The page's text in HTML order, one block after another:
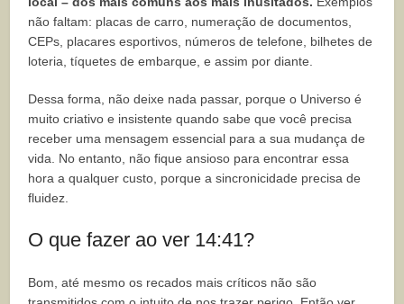
não faltam: placas de carro, numeração de documentos,
CEPs, placares esportivos, números de telefone, bilhetes de
loteria, tíquetes de embarque, e assim por diante.
Dessa forma, não deixe nada passar, porque o Universo é
muito criativo e insistente quando sabe que você precisa
receber uma mensagem essencial para a sua mudança de
vida. No entanto, não fique ansioso para encontrar essa
hora a qualquer custo, porque a sincronicidade precisa de
fluidez.
O que fazer ao ver 14:41?
Bom, até mesmo os recados mais críticos não são